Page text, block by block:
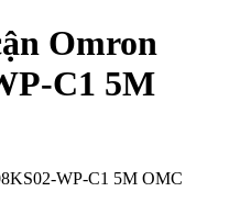
Omron
C1 5M
WP-C1 5M OMC